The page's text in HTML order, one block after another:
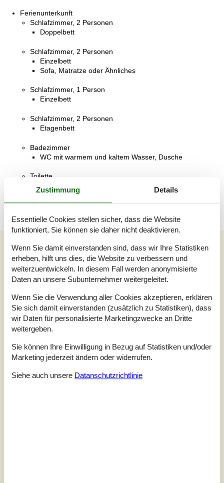
Ferienunterkunft
Schlafzimmer, 2 Personen
Doppelbett
Schlafzimmer, 2 Personen
Einzelbett
Sofa, Matratze oder Ähnliches
Schlafzimmer, 1 Person
Einzelbett
Schlafzimmer, 2 Personen
Etagenbett
Badezimmer
WC mit warmem und kaltem Wasser, Dusche
Toilette
WC mit warmem und kaltem Wasser
Unsere Gästebewertungen
Unsere GästebewertungenExterne Bewertungen
2,5
Letzte Bewertung ist vom 21.09.2023
4
3 (1)
2
Kommentare
Zustimmung Details
Essentielle Cookies stellen sicher, dass die Website
funktioniert, Sie können sie daher nicht deaktivieren.
Wenn Sie damit einverstanden sind, dass wir Ihre Statistiken
erheben, hilft uns dies, die Website zu verbessern und
weiterzuentwickeln. In diesem Fall werden anonymisierte
Daten an unsere Subunternehmer weitergeleitet.
Wenn Sie die Verwendung aller Cookies akzeptieren, erklären
Sie sich damit einverstanden (zusätzlich zu Statistiken), dass
wir Daten für personalisierte Marketingzwecke an Dritte
weitergeben.
Sie können Ihre Einwilligung in Bezug auf Statistiken und/oder
Marketing jederzeit ändern oder widerrufen.
Siehe auch unsere Datanschutzrichtlinie